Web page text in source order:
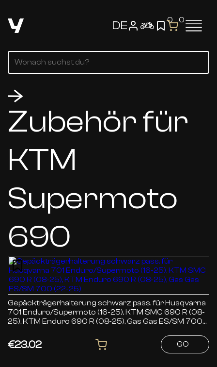
DE 0 0
Zubehör für
KTM
Supermoto
690
Gepäckträgerhalterung schwarz pass. für Husqvarna
701 Enduro/Supermoto (16-25), KTM SMC 690 R (08-
25), KTM Enduro 690 R (08-25), Gas Gas ES/SM 700
€23.02 GO